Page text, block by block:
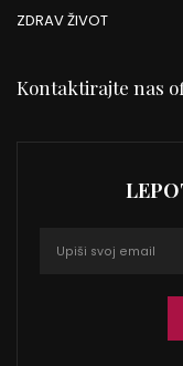
ZDRAV ŽIVOT
Kontaktirajte nas